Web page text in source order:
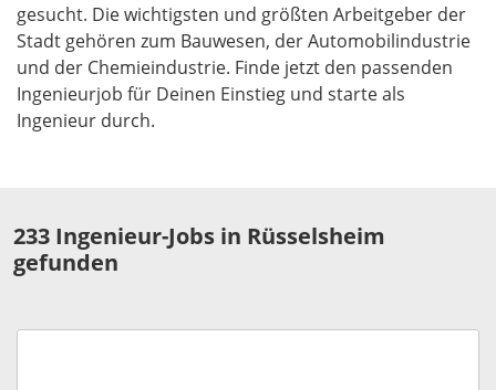
gesucht. Die wichtigsten und größten Arbeitgeber der
Stadt gehören zum Bauwesen, der Automobilindustrie
und der Chemieindustrie. Finde jetzt den passenden
Ingenieurjob für Deinen Einstieg und starte als
Ingenieur durch.
233 Ingenieur-Jobs in Rüsselsheim
gefunden